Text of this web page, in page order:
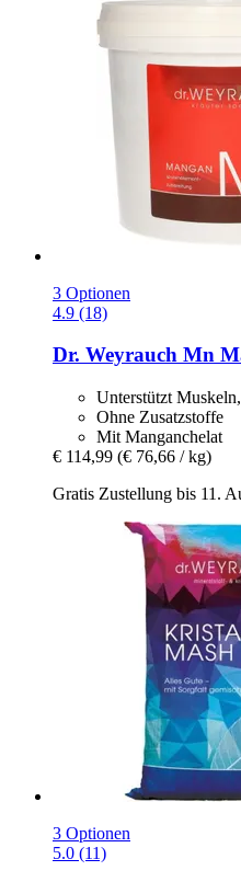
3 Optionen
4.9 (18)
Dr. Weyrauch Mn
Unterstützt
Ohne Zusatzstoffe
Mit Manganchelat
€ 114,99 (€ 76,66 / kg)
Gratis Zustellung bis 11.
3 Optionen
5.0 (11)